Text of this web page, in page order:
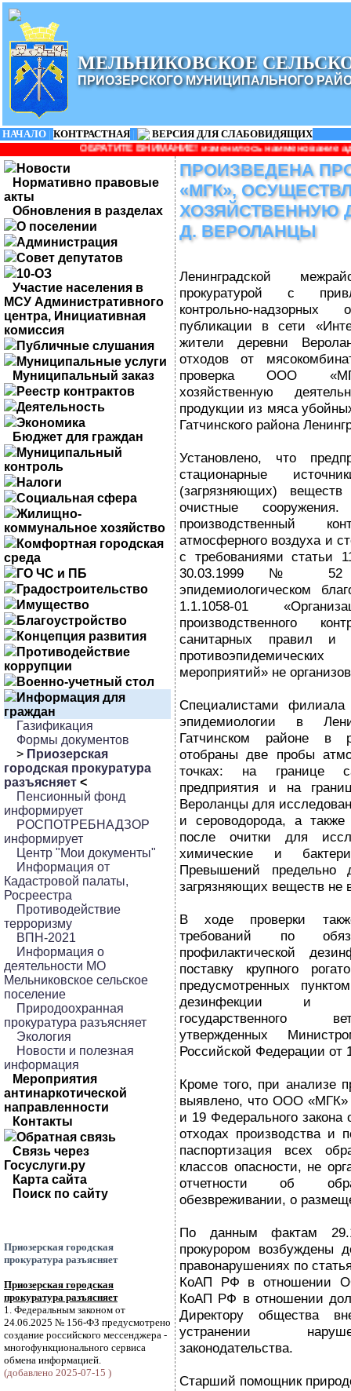
МЕЛЬНИКОВСКОЕ
ПРИОЗЕРСКОГО МУНИЦИПАЛЬНОГО
НАЧАЛО | КОНТРАСТНАЯ |
ВЕРСИЯ ДЛЯ СЛАБОВИДЯЩИХ
ВНИМАНИЕ! изменилось наименование администрации:
Новости
Нормативно правовые
акты
Обновления в разделах
О поселении
Администрация
Совет депутатов
10-ОЗ
Участие населения в
МСУ Административного
центра, Инициативная
комиссия
Публичные слушания
Муниципальные услуги
Муниципальный заказ
Реестр контрактов
Деятельность
Экономика
Бюджет для граждан
Муниципальный
контроль
Налоги
Социальная сфера
Жилищно-
коммунальное хозяйство
Комфортная городская
среда
ГО ЧС и ПБ
Градостроительство
Имущество
Благоустройство
Концепция развития
Противодействие
коррупции
Военно-учетный стол
Информация для
граждан
Газификация
Формы документов
> Приозерская
городская прокуратура
разъясняет <
Пенсионный фонд
информирует
РОСПОТРЕБНАДЗОР
информирует
Центр "Мои документы"
Информация от
Кадастровой палаты,
Росреестра
Противодействие
терроризму
ВПН-2021
Информация о
деятельности МО
Мельниковское сельское
поселение
Природоохранная
прокуратура разъясняет
Экология
Новости и полезная
информация
Мероприятия
антинаркотической
направленности
Контакты
Обратная связь
Связь через
Госуслуги.ру
Карта сайта
Поиск по сайту
Приозерская городская
прокуратура разъясняет
Приозерская городская
прокуратура разъясняет
1. Федеральным законом от
24.06.2025 № 156-ФЗ предусмотрено
создание российского мессенджера -
многофункционального сервиса
обмена информацией.
(добавлено 2025-07-15 )
ПРОИЗВЕДЕНА
«МГК»,
ХОЗЯЙСТВЕННУЮ
Д. ВЕРОЛАНЦЫ
Ленинградской
прокуратурой с
контрольно-
публикации в сети
жители деревни
отходов от
проверка ООО
хозяйственную
продукции из мяса
Гатчинского района
Установлено, что
стационарные
(загрязняющих)
очистные
производственный
атмосферного воздуха и
с требованиями статьи
30.03.1999 № 52
эпидемиологическом
1.1.1058-01
производственного
санитарных правил и
мероприятий» не
Специалистами
эпидемиологии в
Гатчинском районе в
отобраны две пробы
точках: на границе
предприятия и на
Вероланцы для
и сероводорода, а
после очитки для
химические и
Превышений предельно
загрязняющих веществ не
В ходе проверки
требований по
профилактической
поставку крупного
предусмотренных
дезинфекции и
государственного
утвержденных
Российской Федерации от
Кроме того, при анализе
выявлено, что ООО «МГК»
и 19 Федерального
отходах производства и
паспортизация всех
классов опасности, не
отчетности об
обезвреживании, о
По данным фактам
прокурором возбуждены
правонарушениях по
КоАП РФ в отношении
КоАП РФ в отношении
Директору общества
устранении
законодательства.
Старший помощник